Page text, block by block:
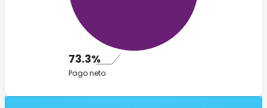
73.3%
Pago neto